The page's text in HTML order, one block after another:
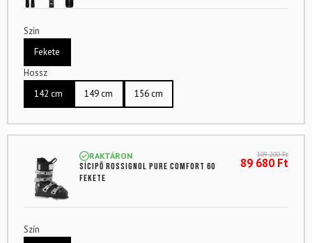
Szín
Fekete
Hossz
142 cm
149 cm 156 cm
RAKTÁRON
Sícipő ROSSIGNOL Pure Comfort 60
Fekete
109 200Ft
89 680Ft
Szín